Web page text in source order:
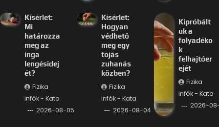
Kísérlet:
Mi
határozza
meg az
inga
lengésidej
ét?
Fizika
infók - Kata
2026-08-05
Kísérlet:
Hogyan
védhető
meg egy
tojás
zuhanás
közben?
Fizika
infók - Kata
2026-08-04
Kipróbált
uk a
folyadéko
k
felhajtóer
ejét
Fizika
infók - Kata
2026-